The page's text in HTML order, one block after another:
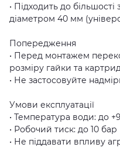
• Підходить до
діаметром 40 мм
Попередження
• Перед монтажем
розміру гайки та
• Не застосовуйте
Умови експлуатації
• Температура води: до
• Робочий тиск: до 10 бар
• Не піддавати впливу